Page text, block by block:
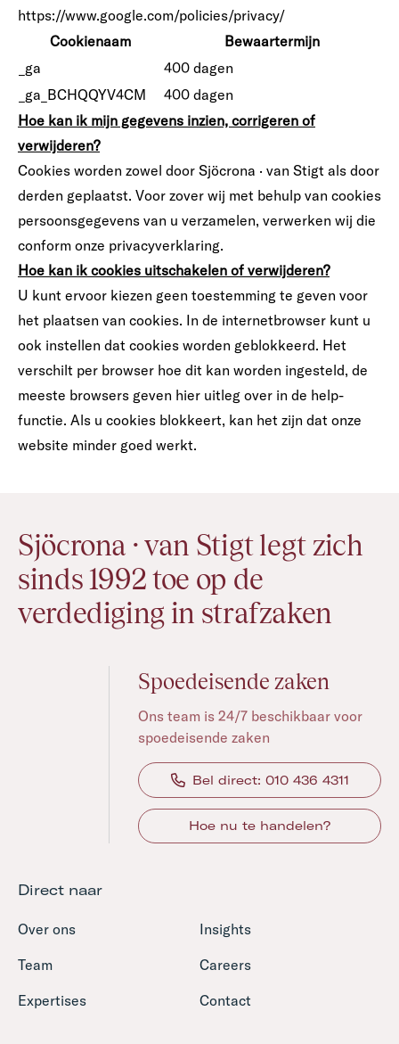
https://www.google.com/policies/privacy/
Cookienaam
Bewaartermijn
_ga
400 dagen
_ga_BCHQQYV4CM
400 dagen
Hoe kan ik mijn gegevens inzien, corrigeren of
verwijderen?
Cookies worden zowel door Sjöcrona · van Stigt als door
derden geplaatst. Voor zover wij met behulp van cookies
persoonsgegevens van u verzamelen, verwerken wij die
conform onze privacyverklaring.
Hoe kan ik cookies uitschakelen of verwijderen?
U kunt ervoor kiezen geen toestemming te geven voor
het plaatsen van cookies. In de internetbrowser kunt u
ook instellen dat cookies worden geblokkeerd. Het
verschilt per browser hoe dit kan worden ingesteld, de
meeste browsers geven hier uitleg over in de help-
functie. Als u cookies blokkeert, kan het zijn dat onze
website minder goed werkt.
Sjöcrona · van Stigt legt zich
sinds 1992 toe op de
verdediging in strafzaken
Spoedeisende zaken
Ons team is 24/7 beschikbaar voor
spoedeisende zaken
Bel direct: 010 436 4311
Hoe nu te handelen?
Direct naar
Over ons
Insights
Team
Careers
Expertises
Contact